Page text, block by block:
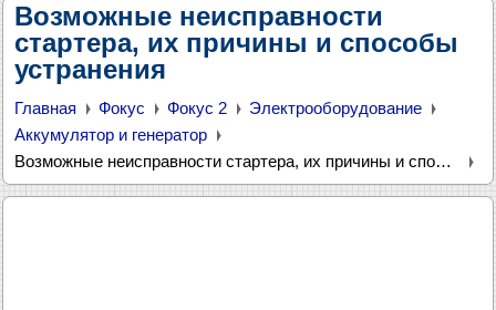
Возможные неисправности
стартера, их причины и способы
устранения
Главная Фокус Фокус 2
Электрооборудование
Аккумулятор и генератор
Возможные неисправности стартера, их причины и способы устранения